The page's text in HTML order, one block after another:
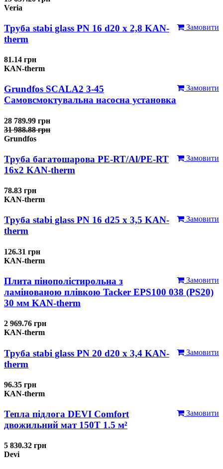
Veria
Замовити
Труба stabi glass PN 16 d20 х 2,8 KAN-
therm
81.14 грн
KAN-therm
Замовити
Grundfos SCALA2 3-45
Самовсмоктувальна насосна установка
28 789.99 грн
31 988.88 грн
Grundfos
Замовити
Труба багатошарова PE-RT/Al/PE-RT
16x2 KAN-therm
78.83 грн
KAN-therm
Замовити
Труба stabi glass PN 16 d25 х 3,5 KAN-
therm
126.31 грн
KAN-therm
Замовити
Плита пінополістирольна з
ламінованою плівкою Tacker EPS100 038 (PS20)
30 мм KAN-therm
2 969.76 грн
KAN-therm
Замовити
Труба stabi glass PN 20 d20 х 3,4 KAN-
therm
96.35 грн
KAN-therm
Замовити
Тепла підлога DEVI Comfort
двожильний мат 150T 1.5 м²
5 830.32 грн
Devi